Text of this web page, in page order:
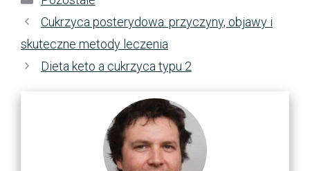
Cukrzyca posterydowa: przyczyny, objawy i
skuteczne metody leczenia
Dieta keto a cukrzyca typu 2